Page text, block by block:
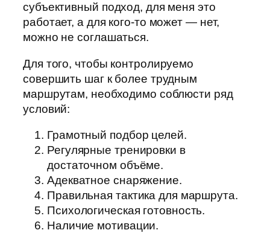
субъективный подход, для меня это
работает, а для кого-то может — нет,
можно не соглашаться.
Для того, чтобы контролируемо
совершить шаг к более трудным
маршрутам, необходимо соблюсти ряд
условий:
Грамотный подбор целей.
Регулярные тренировки в
достаточном объёме.
Адекватное снаряжение.
Правильная тактика для маршрута.
Психологическая готовность.
Наличие мотивации.